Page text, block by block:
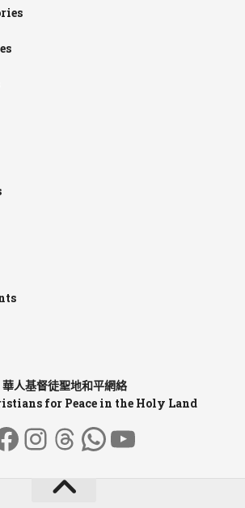
華人基督徒聖地和平網絡
for Peace in the Holy Land
Instagram
Threads
WhatsApp
YouTube